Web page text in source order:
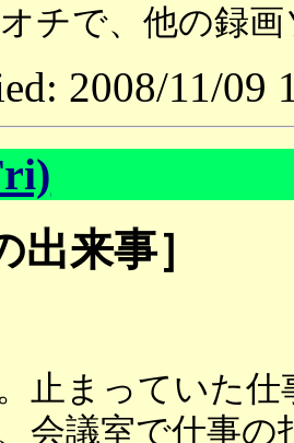
チで、他の録
2008/11/09
出来事］
止まっていた仕
会議室で仕事の